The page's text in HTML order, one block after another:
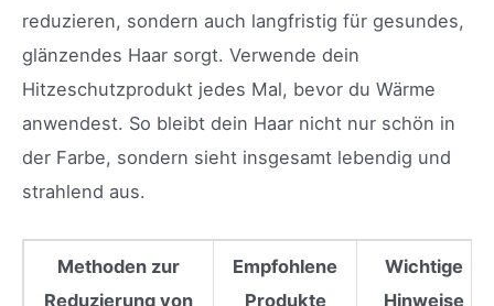
reduzieren, sondern auch langfristig für gesundes,
glänzendes Haar sorgt. Verwende dein
Hitzeschutzprodukt jedes Mal, bevor du Wärme
anwendest. So bleibt dein Haar nicht nur schön in
der Farbe, sondern sieht insgesamt lebendig und
strahlend aus.
Methoden zur
Reduzierung von
Empfohlene
Produkte
Wichtige
Hinweise